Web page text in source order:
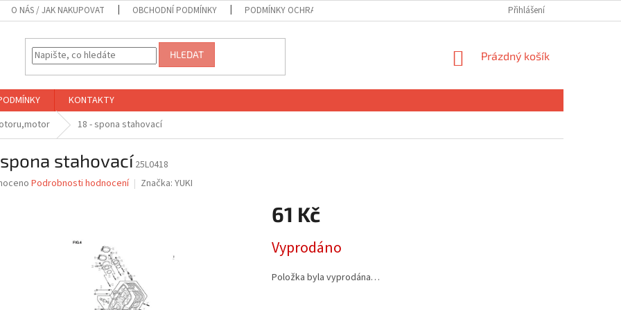
O NÁS / JAK NAKUPOVAT OBCHODNÍ PODMÍNKY PODMÍNKY OCHRANY OSOBNÍCH ÚDAJŮ Přihlášení
HLEDAT
NÁKUPNÍ
Prázdný košík
KONTAKTY
18 - spona stahovací
stahovací25L0418
Podrobnosti hodnocení Značka: YUKI
61 Kč
cena:
Vyprodáno
Položka byla vyprodána…